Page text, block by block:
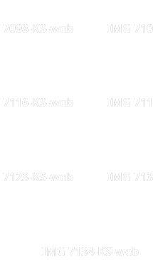
KS-web IMG
KS-web IMG
KS-web IMG
IMG 7134-KS-web